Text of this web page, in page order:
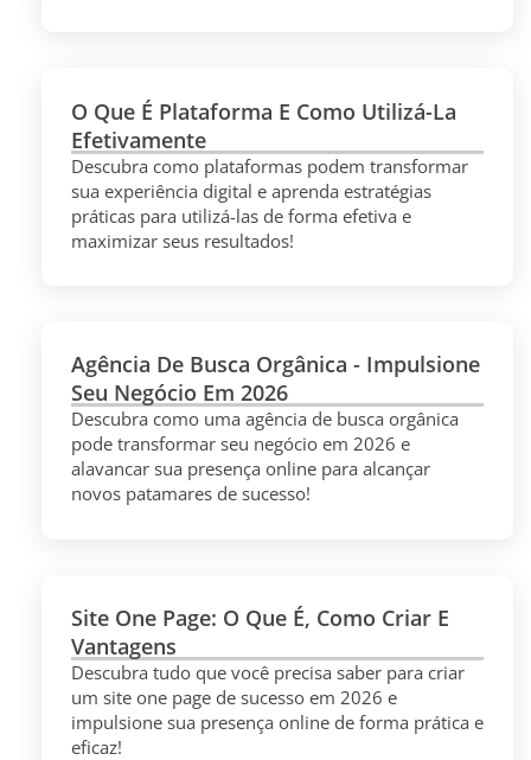
O Que É Plataforma E Como Utilizá-La
Efetivamente
Descubra como plataformas podem transformar
sua experiência digital e aprenda estratégias
práticas para utilizá-las de forma efetiva e
maximizar seus resultados!
Agência De Busca Orgânica - Impulsione
Seu Negócio Em 2026
Descubra como uma agência de busca orgânica
pode transformar seu negócio em 2026 e
alavancar sua presença online para alcançar
novos patamares de sucesso!
Site One Page: O Que É, Como Criar E
Vantagens
Descubra tudo que você precisa saber para criar
um site one page de sucesso em 2026 e
impulsione sua presença online de forma prática e
eficaz!